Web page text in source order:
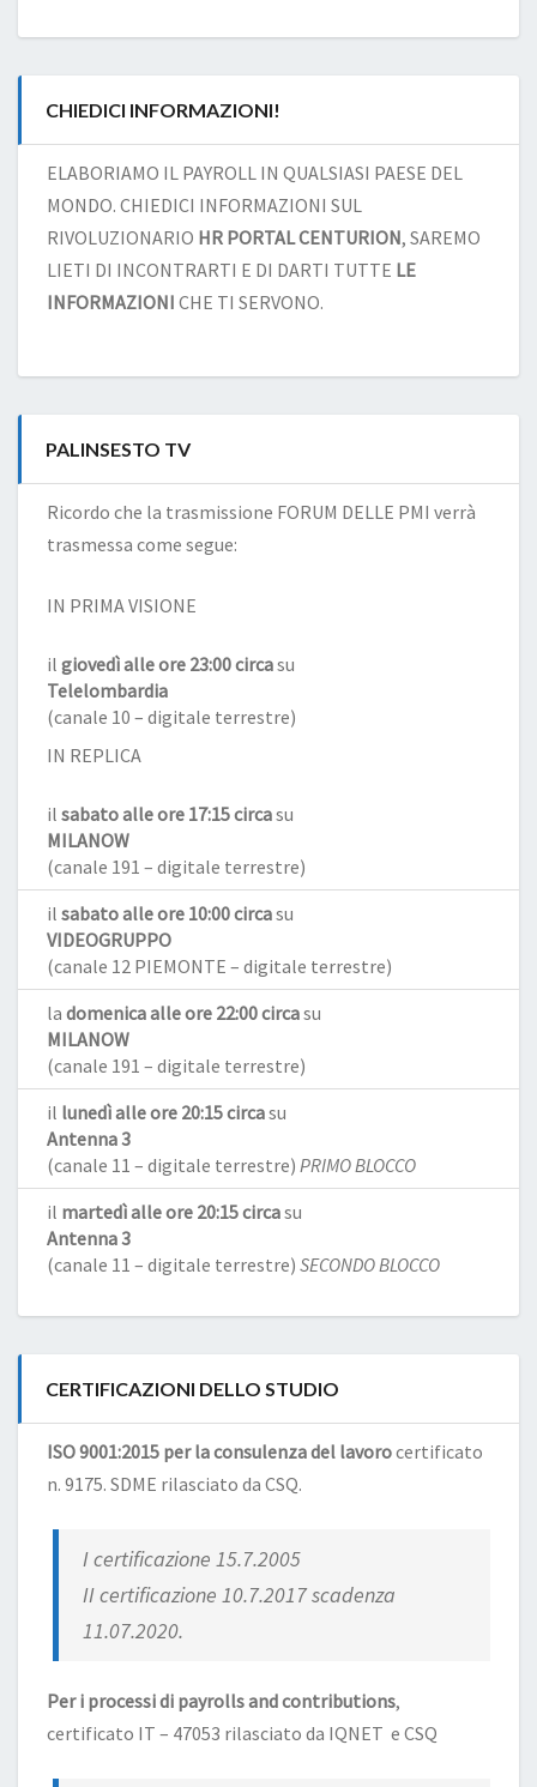
CHIEDICI INFORMAZIONI!
ELABORIAMO IL PAYROLL IN QUALSIASI PAESE DEL
MONDO. CHIEDICI INFORMAZIONI SUL
RIVOLUZIONARIO HR PORTAL CENTURION, SAREMO
LIETI DI INCONTRARTI E DI DARTI TUTTE LE
INFORMAZIONI CHE TI SERVONO.
PALINSESTO TV
Ricordo che la trasmissione FORUM DELLE PMI verrà
trasmessa come segue:
IN PRIMA VISIONE
il giovedì alle ore 23:00 circasu
Telelombardia
(canale 10 – digitale terrestre)
IN REPLICA
il sabato alle ore 17:15 circasu
MILANOW
(canale 191 – digitale terrestre)
il sabato alle ore 10:00 circasu
VIDEOGRUPPO
(canale 12 PIEMONTE – digitale terrestre)
la domenica alle ore 22:00 circasu
MILANOW
(canale 191 – digitale terrestre)
il lunedì alle ore 20:15 circasu
Antenna 3
(canale 11 – digitale terrestre) PRIMO BLOCCO
il martedì alle ore 20:15 circasu
Antenna 3
(canale 11 – digitale terrestre) SECONDO BLOCCO
CERTIFICAZIONI DELLO STUDIO
ISO 9001:2015 per la consulenza del lavorocertificato
n. 9175. SDME rilasciato da CSQ.
I certificazione 15.7.2005
II certificazione 10.7.2017 scadenza
11.07.2020.
Per i processi di payrolls and contributions,
certificato IT – 47053 rilasciato da IQNET e CSQ